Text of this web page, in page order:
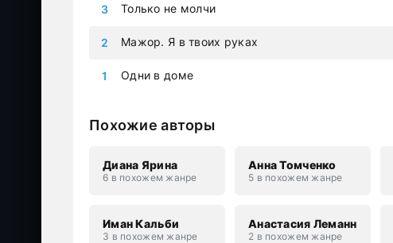
Одни в доме
Мажор. Я в твоих руках
Только не молчи
Похожие авторы
Диана Ярина
6 в похожем жанре
Анна Томченко
5 в похожем жанре
Иман Кальби
3 в похожем жанре
Анастасия Леманн
2 в похожем жанре